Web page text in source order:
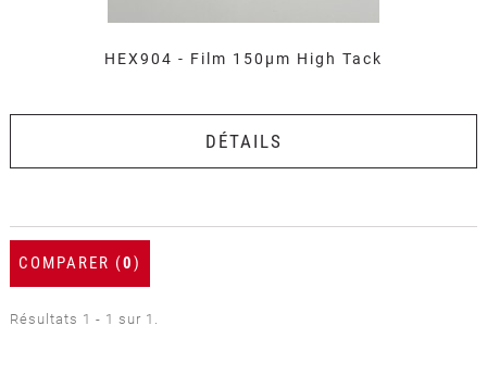
HEX904 - Film 150µm High Tack
DÉTAILS
COMPARER (0)
Résultats 1 - 1 sur 1.